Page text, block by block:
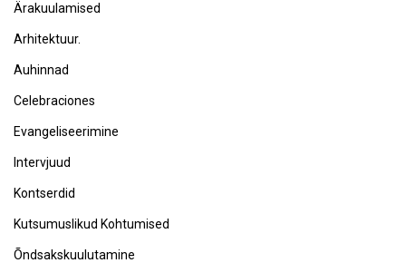
Ärakuulamised
Arhitektuur.
Auhinnad
Celebraciones
Evangeliseerimine
Intervjuud
Kontserdid
Kutsumuslikud Kohtumised
Õndsakskuulutamine